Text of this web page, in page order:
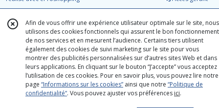
Afin de vous offrir une expérience utilisateur optimale sur le site, nous
utilisons des cookies fonctionnels qui assurent le bon fonctionnement
de nos services et en mesurent l’audience. Certains tiers utilisent
également des cookies de suivi marketing sur le site pour vous
montrer des publicités personnalisées sur d’autres sites Web et dans
leurs applications. En cliquant sur le bouton “J’accepte” vous acceptez
l’utilisation de ces cookies. Pour en savoir plus, vous pouvez lire notre
page “Informations sur les cookies” ainsi que notre “Politique de
confidentialité“. Vous pouvez ajuster vos préférences ici.